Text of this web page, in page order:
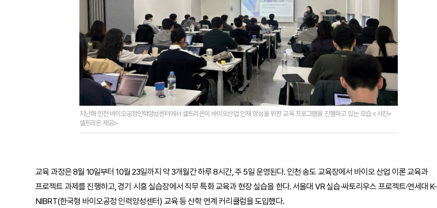
지난해 인천 바이오공정인력양성센터에서 셀트리온이 바이오산업 인재 양성을 위한 교육 프로그램을 진행하고 있는 모습 <사진=
셀트리온 제공>
교육 과정은 8월 10일부터 10월 23일까지 약 3개월간 하루 8시간, 주 5일 운영된다. 인천 송도 교육장에서 바이오 산업 이론 교육과
프로젝트 과제를 진행하고, 경기 시흥 실습장에서 직무 특화 교육과 현장 실습을 한다. 서울대 VR 실습·싸토리우스 프로젝트·연세대 K-
NIBRT(한국형 바이오공정 인력양성센터) 교육 등 산학 연계 커리큘럼을 도입했다.